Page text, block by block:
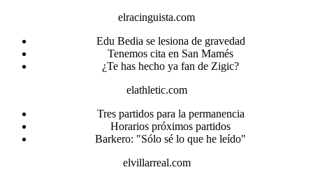
elracinguista.com
Edu Bedia se lesiona de gravedad
Tenemos cita en San Mamés
¿Te has hecho ya fan de Zigic?
elathletic.com
Tres partidos para la permanencia
Horarios próximos partidos
Barkero: "Sólo sé lo que he leído"
elvillarreal.com